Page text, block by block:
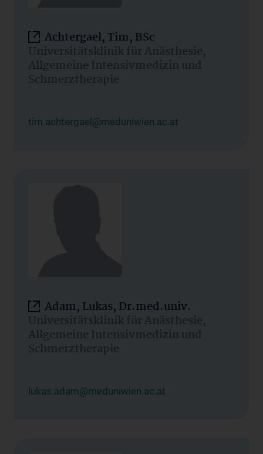
Achtergael, Tim, BSc
Universitätsklinik für Anästhesie,
Allgemeine Intensivmedizin und
Schmerztherapie
tim.achtergael@meduniwien.ac.at
Adam, Lukas, Dr.med.univ.
Universitätsklinik für Anästhesie,
Allgemeine Intensivmedizin und
Schmerztherapie
lukas.adam@meduniwien.ac.at